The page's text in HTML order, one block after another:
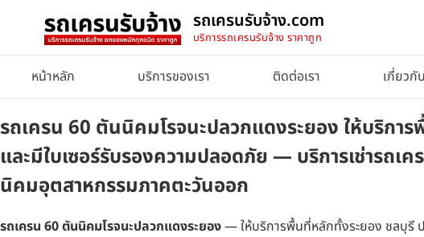
รถเครนรับจ้าง.com
บริการรถเครนรับจ้าง ราคาถูก
หน้าหลัก บริการของเรา ติดต่อเรา เกี่ยวกั
รถเครน 60 ตันนิคมโรจนะปลวกแดงระยอง ให้บริกา
และมีใบเซอร์รับรองความปลอดภัย — บริการเช่ารถเ
นิคมอุตสาหกรรมภาคตะวันออก
รถเครน 60 ตันนิคมโรจนะปลวกแดงระยอง— ให้บริการพื้นที่หลักทั้งระยอง ชลบุรี